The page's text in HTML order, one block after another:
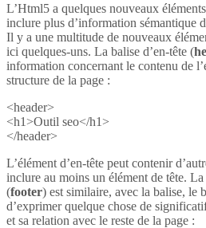
L’Html5 a quelques nouveaux
inclure plus d’information sémantique
Il y a une multitude de nouveaux
ici quelques-uns. La balise d’en-tête (
information concernant le contenu de
structure de la page :
<header>
<h1>Outil seo</h1>
</header>
L’élément d’en-tête peut contenir
inclure au moins un élément de tête. La
(footer) est similaire, avec la balise, le
d’exprimer quelque chose de
et sa relation avec le reste de la page :